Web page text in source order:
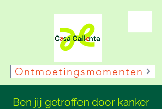
Ontmoetingsmomenten
Ben jij getroffen door kanker